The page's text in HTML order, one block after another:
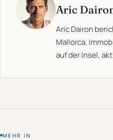
Aric
Aric Dairon
Mallorca.
auf der Insel,
MEHR IN